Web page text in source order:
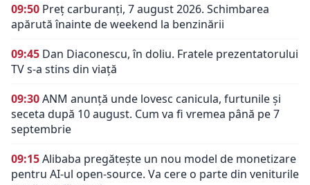
09:50 Preț carburanți, 7 august 2026. Schimbarea
apărută înainte de weekend la benzinării
09:45 Dan Diaconescu, în doliu. Fratele prezentatorului
TV s-a stins din viață
09:30ANM anunță unde lovesc canicula, furtunile și
seceta după 10 august. Cum va fi vremea până pe 7
septembrie
09:15Alibaba pregătește un nou model de monetizare
pentru AI-ul open-source. Va cere o parte din veniturile